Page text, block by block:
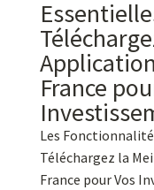
France
Les
Téléchargez la
France pour Vos